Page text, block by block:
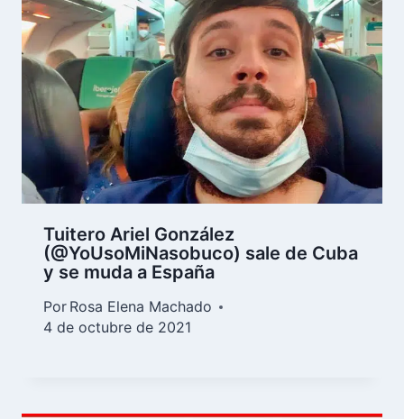
Tuitero Ariel González
(@YoUsoMiNasobuco) sale de Cuba
y se muda a España
Por Rosa Elena Machado
4 de octubre de 2021